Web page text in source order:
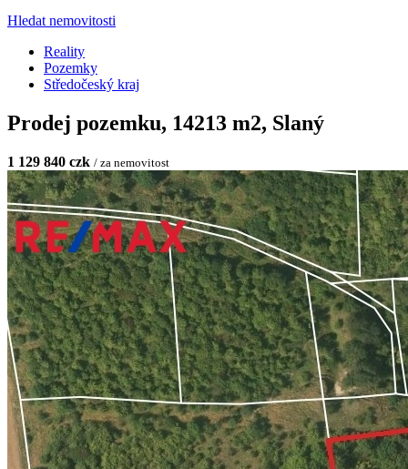
Hledat nemovitosti
Reality
Pozemky
Středočeský kraj
Prodej pozemku, 14213 m2, Slaný
1 129 840 czk / za nemovitost